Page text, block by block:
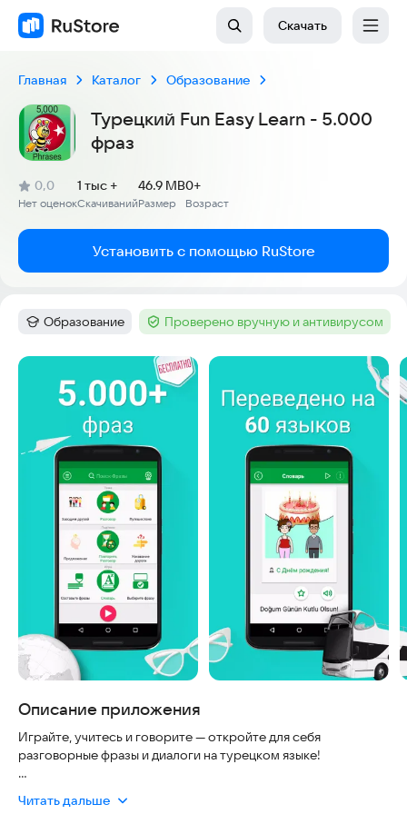
Скачать
Главная Каталог Образование
Турецкий Fun Easy Learn - 5.000
фраз
Рейтинг:
0,0
(
Нет оценок
)
Скачиваний
1 тыс +
Размер
46.9 MB
Возраст
0+
Установить с помощью RuStore
Категория:
Образование Тег :Проверено вручную и антивирусом
Скриншоты
Описание приложения
Играйте, учитесь и говорите — откройте для себя
разговорные фразы и диалоги на турецком языке!
Читать дальше